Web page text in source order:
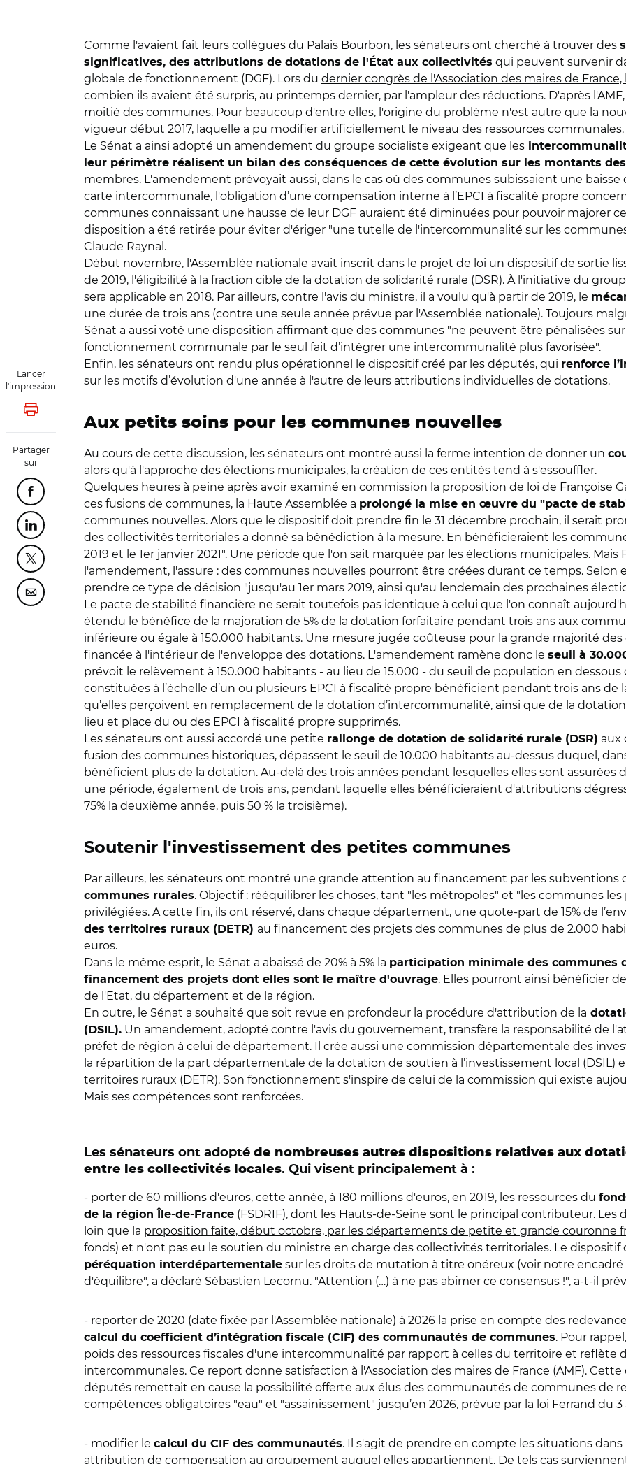
Lancer
l'impression
Lancer l'impression
Partager
sur
Partager cette page sur Facebook
Partager cette page sur Linkedin
Partager cette page sur Twitter
Partager cette page sur Courriel
Comme l'avaient fait leurs collègues du Palais Bourbon, les sénateurs ont cherché à trouver des
significatives, des attributions de dotations de l'État aux collectivités qui peuvent survenir
globale de fonctionnement (DGF). Lors du dernier congrès de l'Association des maires de
combien ils avaient été surpris, au printemps dernier, par l'ampleur des réductions. D'après
moitié des communes. Pour beaucoup d'entre elles, l'origine du problème n'est autre que la
vigueur début 2017, laquelle a pu modifier artificiellement le niveau des ressources communales.
Le Sénat a ainsi adopté un amendement du groupe socialiste exigeant que les
leur périmètre réalisent un bilan des conséquences de cette évolution sur les montants
membres. L'amendement prévoyait aussi, dans le cas où des communes subissaient une
carte intercommunale, l'obligation d’une compensation interne à l’EPCI à fiscalité propre
communes connaissant une hausse de leur DGF auraient été diminuées pour pouvoir majorer
disposition a été retirée pour éviter d'ériger "une tutelle de l'intercommunalité sur les
Claude Raynal.
Début novembre, l'Assemblée nationale avait inscrit dans le projet de loi un dispositif de sortie
de 2019, l'éligibilité à la fraction cible de la dotation de solidarité rurale (DSR). À l'initiative du
sera applicable en 2018. Par ailleurs, contre l'avis du ministre, il a voulu qu'à partir de 2019, le
une durée de trois ans (contre une seule année prévue par l'Assemblée nationale). Toujours
Sénat a aussi voté une disposition affirmant que des communes "ne peuvent être pénalisées
fonctionnement communale par le seul fait d’intégrer une intercommunalité plus favorisée".
Enfin, les sénateurs ont rendu plus opérationnel le dispositif créé par les députés, qui renforce
sur les motifs d’évolution d'une année à l'autre de leurs attributions individuelles de dotations.
Aux petits soins pour les communes nouvelles
Au cours de cette discussion, les sénateurs ont montré aussi la ferme intention de donner un
alors qu'à l'approche des élections municipales, la création de ces entités tend à s'essouffler.
Quelques heures à peine après avoir examiné en commission la proposition de loi de Françoise
ces fusions de communes, la Haute Assemblée a prolongé la mise en œuvre du "pacte de
communes nouvelles. Alors que le dispositif doit prendre fin le 31 décembre prochain, il serait
des collectivités territoriales a donné sa bénédiction à la mesure. En bénéficieraient les
2019 et le 1er janvier 2021". Une période que l'on sait marquée par les élections municipales. Mais
l'amendement, l'assure : des communes nouvelles pourront être créées durant ce temps. Selon
prendre ce type de décision "jusqu'au 1er mars 2019, ainsi qu'au lendemain des prochaines
Le pacte de stabilité financière ne serait toutefois pas identique à celui que l'on connaît
étendu le bénéfice de la majoration de 5% de la dotation forfaitaire pendant trois ans aux
inférieure ou égale à 150.000 habitants. Une mesure jugée coûteuse pour la grande majorité
financée à l'intérieur de l'enveloppe des dotations. L'amendement ramène donc le seuil à
prévoit le relèvement à 150.000 habitants - au lieu de 15.000 - du seuil de population en
constituées à l’échelle d’un ou plusieurs EPCI à fiscalité propre bénéficient pendant trois ans
qu’elles perçoivent en remplacement de la dotation d’intercommunalité, ainsi que de la
lieu et place du ou des EPCI à fiscalité propre supprimés.
Les sénateurs ont aussi accordé une petite rallonge de dotation de solidarité rurale (DSR) aux
fusion des communes historiques, dépassent le seuil de 10.000 habitants au-dessus duquel,
bénéficient plus de la dotation. Au-delà des trois années pendant lesquelles elles sont assurées
une période, également de trois ans, pendant laquelle elles bénéficieraient d'attributions
75% la deuxième année, puis 50 % la troisième).
Soutenir l'investissement des petites communes
Par ailleurs, les sénateurs ont montré une grande attention au financement par les subventions
communes rurales. Objectif : rééquilibrer les choses, tant "les métropoles" et "les communes
privilégiées. A cette fin, ils ont réservé, dans chaque département, une quote-part de 15% de
des territoires ruraux (DETR) au financement des projets des communes de plus de 2.000
euros.
Dans le même esprit, le Sénat a abaissé de 20% à 5% la participation minimale des communes
financement des projets dont elles sont le maître d'ouvrage. Elles pourront ainsi bénéficier
de l'Etat, du département et de la région.
En outre, le Sénat a souhaité que soit revue en profondeur la procédure d'attribution de la
(DSIL). Un amendement, adopté contre l'avis du gouvernement, transfère la responsabilité de
préfet de région à celui de département. Il crée aussi une commission départementale des
la répartition de la part départementale de la dotation de soutien à l’investissement local (DSIL)
territoires ruraux (DETR). Son fonctionnement s'inspire de celui de la commission qui existe
Mais ses compétences sont renforcées.
Les sénateurs ont adopté de nombreuses autres dispositions relatives aux
entre les collectivités locales. Qui visent principalement à :
- porter de 60 millions d'euros, cette année, à 180 millions d'euros, en 2019, les ressources du
de la région Île-de-France (FSDRIF), dont les Hauts-de-Seine sont le principal contributeur.
loin que la proposition faite, début octobre, par les départements de petite et grande couronne
fonds) et n'ont pas eu le soutien du ministre en charge des collectivités territoriales. Le dispositif
péréquation interdépartementale sur les droits de mutation à titre onéreux (voir notre
d'équilibre", a déclaré Sébastien Lecornu. "Attention (…) à ne pas abîmer ce consensus !", a-t-il
- reporter de 2020 (date fixée par l'Assemblée nationale) à 2026 la prise en compte des
calcul du coefficient d’intégration fiscale (CIF) des communautés de communes. Pour
poids des ressources fiscales d'une intercommunalité par rapport à celles du territoire et
intercommunales. Ce report donne satisfaction à l'Association des maires de France (AMF).
députés remettait en cause la possibilité offerte aux élus des communautés de communes de
compétences obligatoires "eau" et "assainissement" jusqu’en 2026, prévue par la loi Ferrand du 3
- modifier le calcul du CIF des communautés. Il s'agit de prendre en compte les situations
attribution de compensation au groupement auquel elles appartiennent. De tels cas